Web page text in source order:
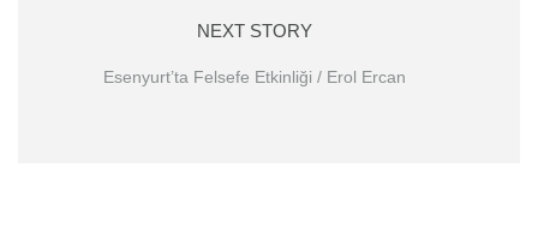
NEXT STORY
Esenyurt’ta Felsefe Etkinliği / Erol Ercan